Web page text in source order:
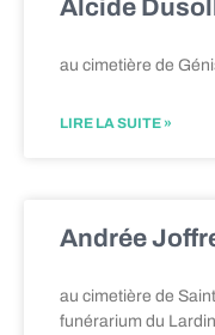
Alcide
au cimetière de
LIRE LA SUITE »
Andrée
au cimetière de
funérarium du